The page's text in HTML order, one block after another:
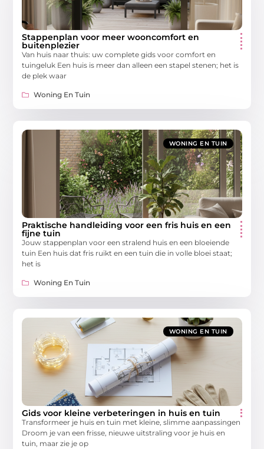
Stappenplan voor meer wooncomfort en
buitenplezier
Van huis naar thuis: uw complete gids voor comfort en
tuingeluk Een huis is meer dan alleen een stapel stenen; het is
de plek waar
Woning En Tuin
WONING EN TUIN
Praktische handleiding voor een fris huis en een
fijne tuin
Jouw stappenplan voor een stralend huis en een bloeiende
tuin Een huis dat fris ruikt en een tuin die in volle bloei staat;
het is
Woning En Tuin
WONING EN TUIN
Gids voor kleine verbeteringen in huis en tuin
Transformeer je huis en tuin met kleine, slimme aanpassingen
Droom je van een frisse, nieuwe uitstraling voor je huis en
tuin, maar zie je op